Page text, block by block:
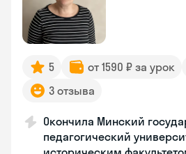
5 от 1590 ₽ за урок
3 отзыва
Окончила Минский
педагогический